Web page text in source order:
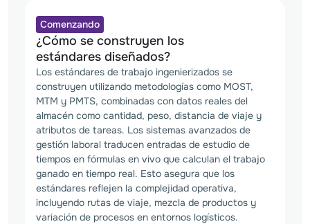
Comenzando
¿Cómo se construyen los
estándares diseñados?
Los estándares de trabajo ingenierizados se
construyen utilizando metodologías como MOST,
MTM y PMTS, combinadas con datos reales del
almacén como cantidad, peso, distancia de viaje y
atributos de tareas. Los sistemas avanzados de
gestión laboral traducen entradas de estudio de
tiempos en fórmulas en vivo que calculan el trabajo
ganado en tiempo real. Esto asegura que los
estándares reflejen la complejidad operativa,
incluyendo rutas de viaje, mezcla de productos y
variación de procesos en entornos logísticos.